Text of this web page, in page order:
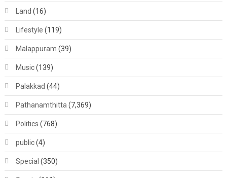
Land (16)
Lifestyle (119)
Malappuram (39)
Music(139)
Palakkad (44)
Pathanamthitta (7,369)
Politics (768)
public(4)
Special (350)